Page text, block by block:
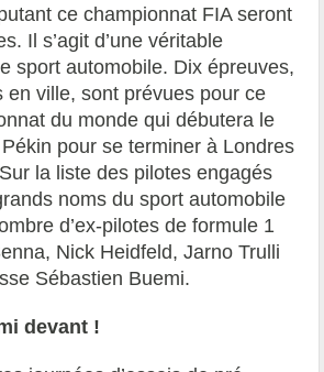
ce championnat FIA seront
Il s’agit d’une véritable
sport automobile. Dix épreuves,
en ville, sont prévues pour ce
du monde qui débutera le
pour se terminer à Londres
la liste des pilotes engagés
noms du sport automobile
d’ex-pilotes de formule 1
Nick Heidfeld, Jarno Trulli
Sébastien Buemi.
devant !